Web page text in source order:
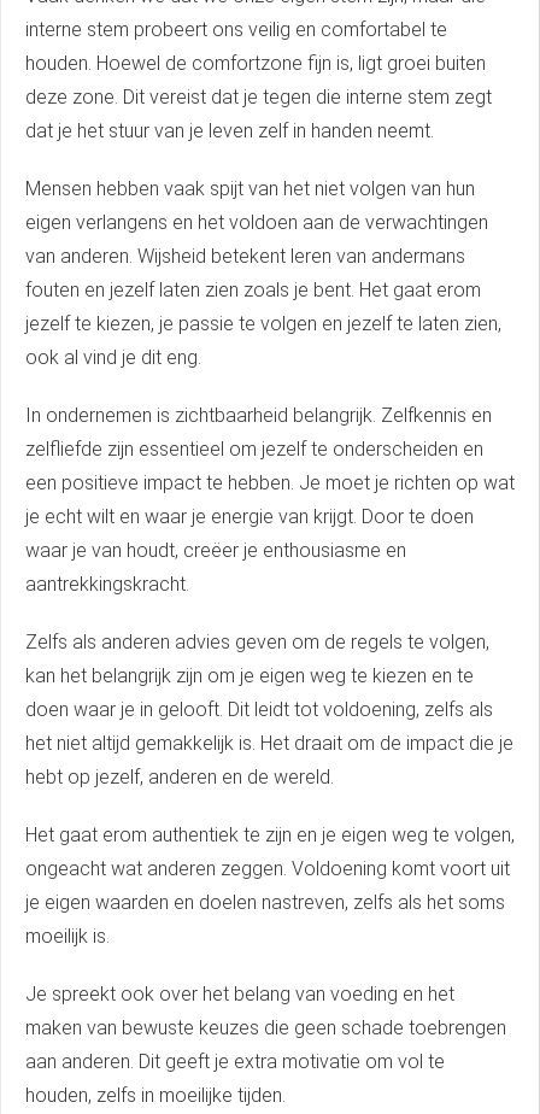
interne stem probeert ons veilig en comfortabel te
houden. Hoewel de comfortzone fijn is, ligt groei buiten
deze zone. Dit vereist dat je tegen die interne stem zegt
dat je het stuur van je leven zelf in handen neemt.
Mensen hebben vaak spijt van het niet volgen van hun
eigen verlangens en het voldoen aan de verwachtingen
van anderen. Wijsheid betekent leren van andermans
fouten en jezelf laten zien zoals je bent. Het gaat erom
jezelf te kiezen, je passie te volgen en jezelf te laten zien,
ook al vind je dit eng.
In ondernemen is zichtbaarheid belangrijk. Zelfkennis en
zelfliefde zijn essentieel om jezelf te onderscheiden en
een positieve impact te hebben. Je moet je richten op wat
je echt wilt en waar je energie van krijgt. Door te doen
waar je van houdt, creëer je enthousiasme en
aantrekkingskracht.
Zelfs als anderen advies geven om de regels te volgen,
kan het belangrijk zijn om je eigen weg te kiezen en te
doen waar je in gelooft. Dit leidt tot voldoening, zelfs als
het niet altijd gemakkelijk is. Het draait om de impact die je
hebt op jezelf, anderen en de wereld.
Het gaat erom authentiek te zijn en je eigen weg te volgen,
ongeacht wat anderen zeggen. Voldoening komt voort uit
je eigen waarden en doelen nastreven, zelfs als het soms
moeilijk is.
Je spreekt ook over het belang van voeding en het
maken van bewuste keuzes die geen schade toebrengen
aan anderen. Dit geeft je extra motivatie om vol te
houden, zelfs in moeilijke tijden.